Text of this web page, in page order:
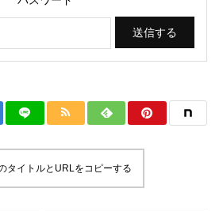
タイトルとURLをコピーする